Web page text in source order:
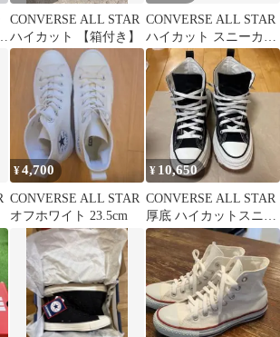
CONVERSE ALL STAR
ハイカット 【箱付き】
CONVERSE ALL STAR
ハイカット スニーカー
ブラック 28.0
¥4,700
CONVERSE ALL STAR
オフホワイト 23.5cm
¥ 10,650
CONVERSE ALL STAR
厚底 ハイカットスニー
カー